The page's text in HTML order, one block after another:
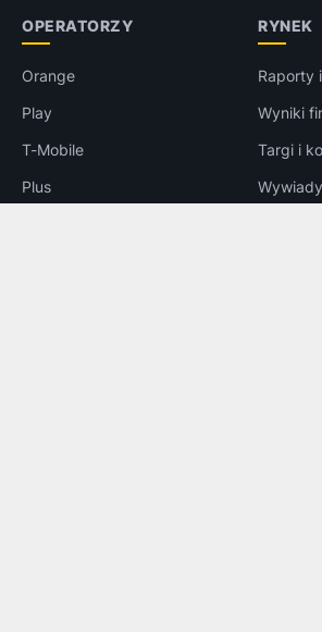
OPERATORZY
Orange
Play
T-Mobile
Plus
RYNEK
Raporty
Wyniki
Targi i
Wywiady